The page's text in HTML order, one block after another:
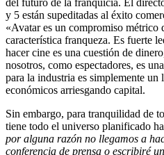
del futuro de la franquicia. El
y 5 están supeditadas al éxito
«Avatar es un compromiso métrico
característica franqueza. Es fuerte
hacer cine es una cuestión de
nosotros, como espectadores, es
para la industria es simplemente un
económicos arriesgando capital.
Sin embargo, para tranquilidad de
tiene todo el universo planificado
por alguna razón no llegamos a
conferencia de prensa o escribiré